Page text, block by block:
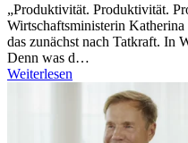
„Produktivität. Produktivität.
Wirtschaftsministerin
das zunächst nach Tatkraft. In
Denn was d…
Weiterlesen